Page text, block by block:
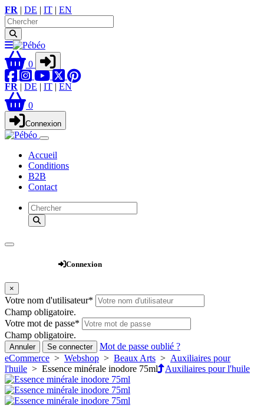
FR | DE | IT | EN
0
FR | DE | IT | EN
0
Connexion
Accueil
Conditions
B2B
Contact
Connexion
×
Votre nom d'utilisateur*
Champ obligatoire.
Votre mot de passe*
Champ obligatoire.
Annuler Se connecter
Mot de passe oublié ?
eCommerce > Webshop > Beaux Arts > Auxiliaires pour
l'huile > Essence minérale inodore 75ml Auxiliaires pour l'huile